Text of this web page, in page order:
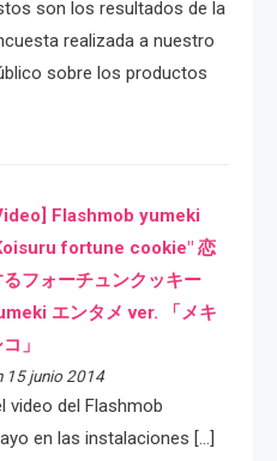
son los resultados de la
realizada a nuestro
sobre los productos
Flashmob yumeki
fortune cookie" 恋
フォーチュンクッキー
エンタメ ver. 「メキ
」
15 junio 2014
video del Flashmob
en las instalaciones […]